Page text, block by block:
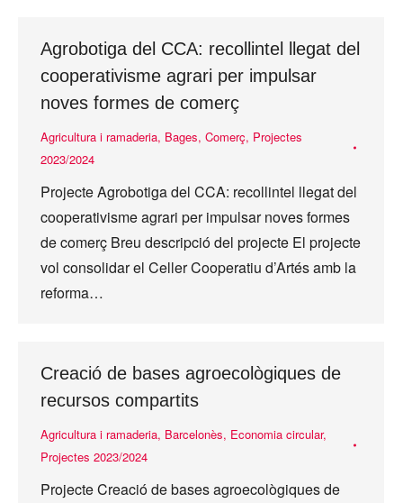
Agrobotiga del CCA: recollintel llegat del
cooperativisme agrari per impulsar
noves formes de comerç
Agricultura i ramaderia, Bages, Comerç, Projectes
2023/2024
Projecte Agrobotiga del CCA: recollintel llegat del
cooperativisme agrari per impulsar noves formes
de comerç Breu descripció del projecte El projecte
vol consolidar el Celler Cooperatiu d’Artés amb la
reforma…
Creació de bases agroecològiques de
recursos compartits
Agricultura i ramaderia, Barcelonès, Economia circular,
Projectes 2023/2024
Projecte Creació de bases agroecològiques de